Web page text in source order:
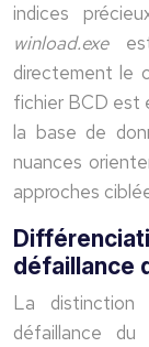
indices
winload.exe
directement le
fichier BCD est
la base de
nuances
approches
défaillance
La
défaillance du